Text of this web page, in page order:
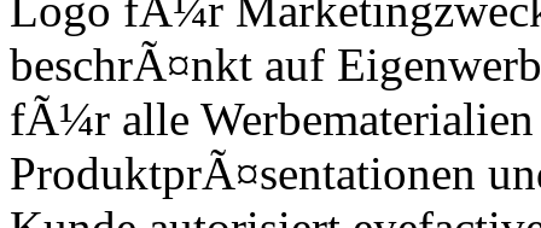
Logo fÃ¼r
beschrÃ¤nkt auf
fÃ¼r alle
ProduktprÃ¤sentationen